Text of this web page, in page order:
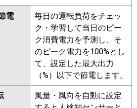
SZRU80BCNVD
RCSB08043JMUB
RCSB08043JMU RCSB08043JXU
RCSB08033JM RCSB08033JX
ACSB08087JM ACSB08087JX
ERMP80SKL5 PCZX-
ERMP80SK5 PCZX-ERMP80SKL4
電
毎日の運転負荷をチェッ
ク・学習して当日のピー
ク消費電力を予測し、そ
のピーク電力を100%とし
て、設定した最大出力
（%）以下で節電します。
風量・風向を自動に設定